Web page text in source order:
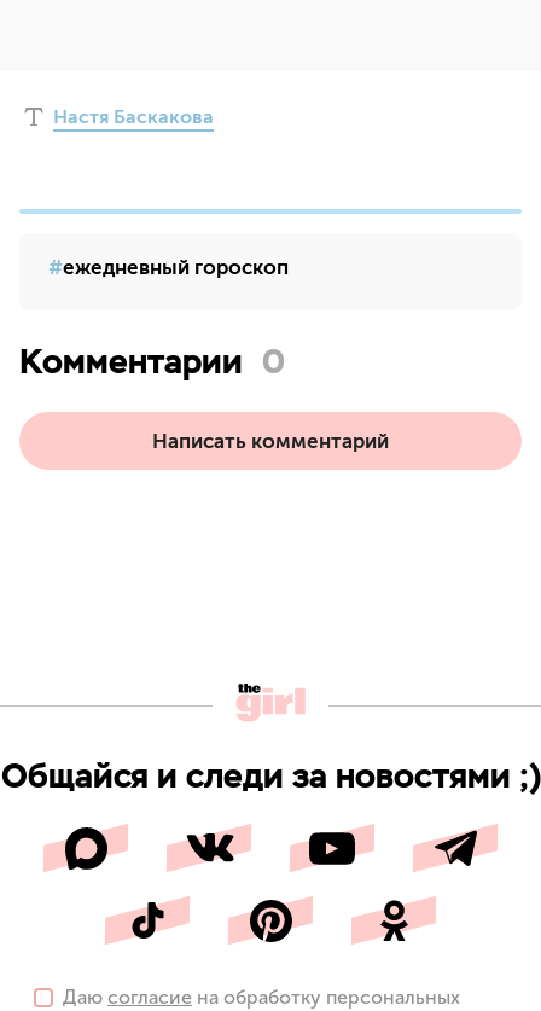
Настя Баскакова
ежедневный гороскоп
Комментарии 0
Написать комментарий
Общайся и следи за новостями ;)
Даю согласие на обработку персональных